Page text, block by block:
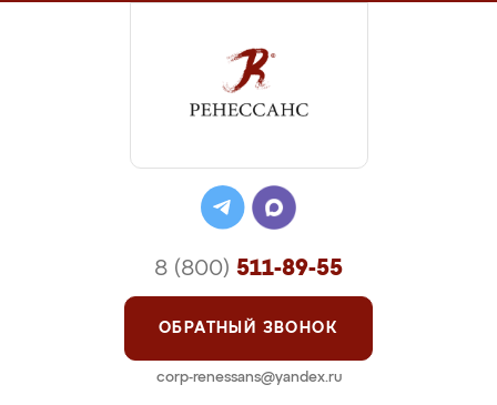
8 (800) 511-89-55
ОБРАТНЫЙ ЗВОНОК
corp-renessans@yandex.ru